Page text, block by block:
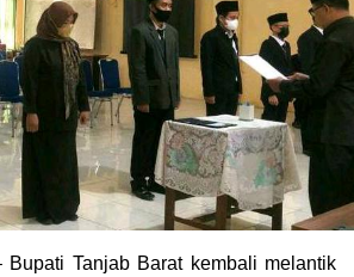
Bupati Tanjab Barat kembali melantik